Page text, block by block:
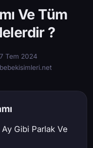
Ve Tüm
?
Tem 2024
Gibi Parlak Ve